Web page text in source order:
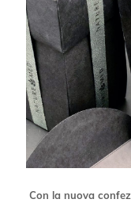
Con la nuova